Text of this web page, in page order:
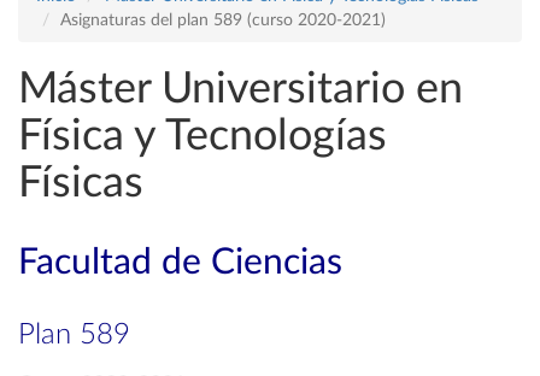
Asignaturas del plan 589 (curso 2020-2021)
Máster Universitario en
Física y Tecnologías
Físicas
Facultad de Ciencias
Plan 589